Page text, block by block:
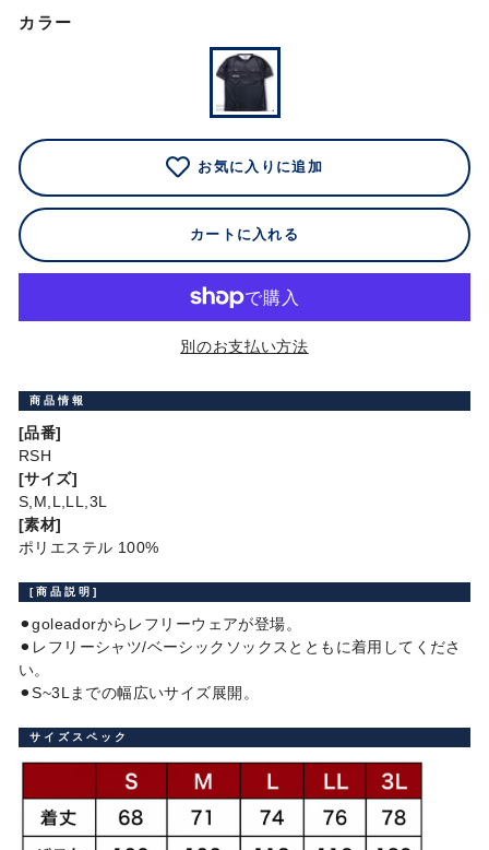
カラー
お気に入りに追加
カートに入れる
別のお支払い方法
商品情報
[品番]
RSH
[サイズ]
S,M,L,LL,3L
[素材]
ポリエステル 100%
[商品説明]
⚫︎goleadorからレフリーウェアが登場。
⚫︎レフリーシャツ/ベーシックソックスとともに着用してくださ
い。
⚫︎S~3Lまでの幅広いサイズ展開。
サイズスペック